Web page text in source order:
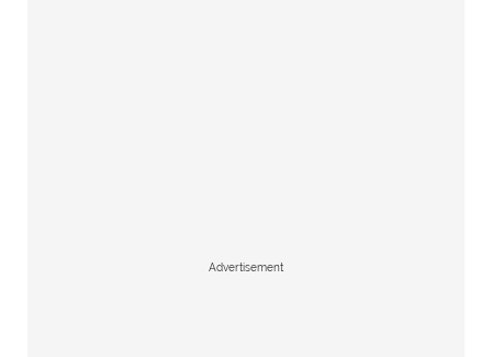
Advertisement